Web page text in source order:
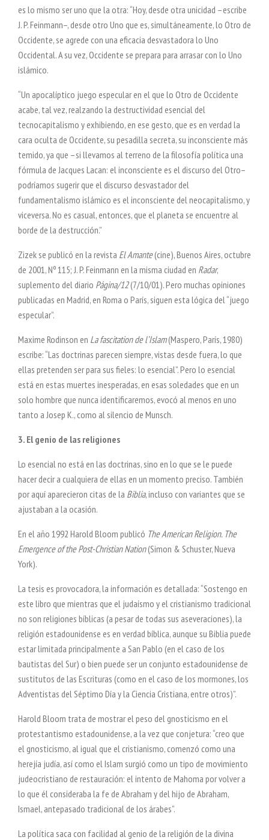
es lo mismo ser uno que la otra: “Hoy, desde otra unicidad –escribe
J. P. Feinmann–, desde otro Uno que es, simultáneamente, lo Otro de
Occidente, se agrede con una eficacia desvastadora lo Uno
Occidental. A su vez, Occidente se prepara para arrasar con lo Uno
islámico.
“Un apocalíptico juego especular en el que lo Otro de Occidente
acabe, tal vez, realzando la destructividad esencial del
tecnocapitalismo y exhibiendo, en ese gesto, que es en verdad la
cara oculta de Occidente, su pesadilla secreta, su inconsciente más
temido, ya que –si llevamos al terreno de la filosofía política una
fórmula de Jacques Lacan: el inconsciente es el discurso del Otro–
podríamos sugerir que el discurso desvastador del
fundamentalismo islámico es el inconsciente del neocapitalismo, y
viceversa. No es casual, entonces, que el planeta se encuentre al
borde de la destrucción.”
Zizek se publicó en la revista El Amante(cine), Buenos Aires, octubre
de 2001, Nº 115; J. P. Feinmann en la misma ciudad en Radar,
suplemento del diario Página/12(7/10/01). Pero muchas opiniones
publicadas en Madrid, en Roma o París, siguen esta lógica del “juego
especular”.
Maxime Rodinson en La fascitation de l’Islam(Maspero, París, 1980)
escribe: “Las doctrinas parecen siempre, vistas desde fuera, lo que
ellas pretenden ser para sus fieles: lo esencial”. Pero lo esencial
está en estas muertes inesperadas, en esas soledades que en un
solo hombre que nunca identificaremos, evocó al menos en uno
tanto a Josep K., como al silencio de Munsch.
3. El genio de las religiones
Lo esencial no está en las doctrinas, sino en lo que se le puede
hacer decir a cualquiera de ellas en un momento preciso. También
por aquí aparecieron citas de la Biblia, incluso con variantes que se
ajustaban a la ocasión.
En el año 1992 Harold Bloom publicó The American Religion. The
Emergence of the Post-Christian Nation(Simon & Schuster, Nueva
York).
La tesis es provocadora, la información es detallada: “Sostengo en
este libro que mientras que el judaísmo y el cristianismo tradicional
no son religiones bíblicas (a pesar de todas sus aseveraciones), la
religión estadounidense es en verdad bíblica, aunque su Biblia puede
estar limitada principalmente a San Pablo (en el caso de los
bautistas del Sur) o bien puede ser un conjunto estadounidense de
sustitutos de las Escrituras (como en el caso de los mormones, los
Adventistas del Séptimo Día y la Ciencia Cristiana, entre otros)”.
Harold Bloom trata de mostrar el peso del gnosticismo en el
protestantismo estadounidense, a la vez que conjetura: “creo que
el gnosticismo, al igual que el cristianismo, comenzó como una
herejía judía, así como el Islam surgió como un tipo de movimiento
judeocristiano de restauración: el intento de Mahoma por volver a
lo que él consideraba la fe de Abraham y del hijo de Abraham,
Ismael, antepasado tradicional de los árabes”.
La política saca con facilidad al genio de la religión de la divina